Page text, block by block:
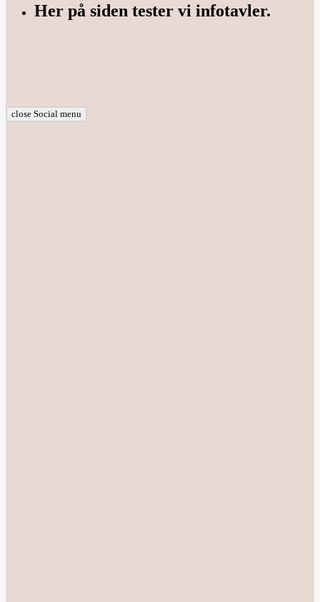
Her på siden tester vi infotavler.
close Social menu